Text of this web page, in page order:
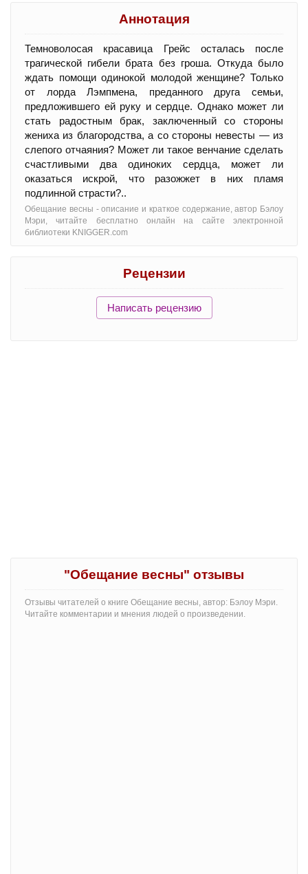
Аннотация
Темноволосая красавица Грейс осталась после
трагической гибели брата без гроша. Откуда было
ждать помощи одинокой молодой женщине? Только
от лорда Лэмпмена, преданного друга семьи,
предложившего ей руку и сердце. Однако может ли
стать радостным брак, заключенный со стороны
жениха из благородства, а со стороны невесты — из
слепого отчаяния? Может ли такое венчание сделать
счастливыми два одиноких сердца, может ли
оказаться искрой, что разожжет в них пламя
подлинной страсти?..
Обещание весны - oписание и краткое содержание, автор Бэлоу
Мэри, читайте бесплатно онлайн на сайте электронной
библиотеки KNIGGER.com
Рецензии
Написать рецензию
"Обещание весны" отзывы
Отзывы читателей о книге Обещание весны, автор: Бэлоу Мэри.
Читайте комментарии и мнения людей о произведении.